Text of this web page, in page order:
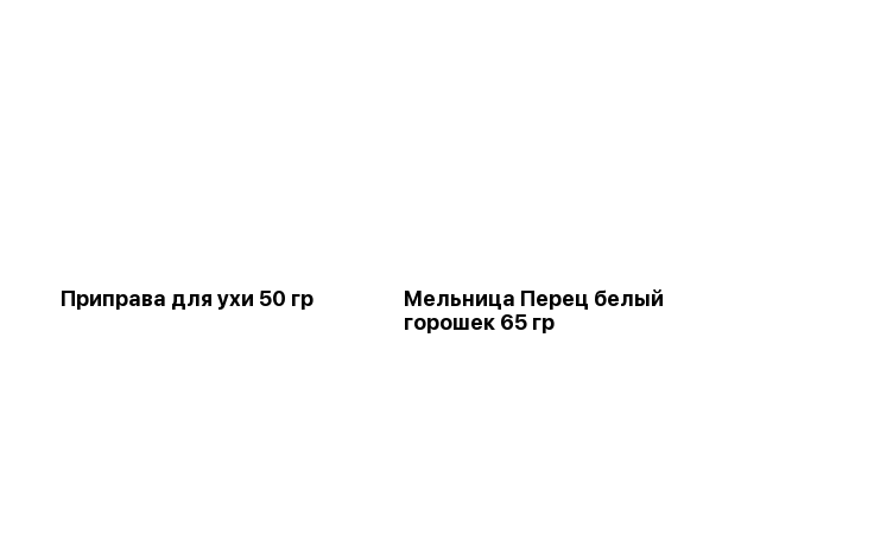
Приправа для ухи 50 гр
Мельница Перец белый
горошек 65 гр